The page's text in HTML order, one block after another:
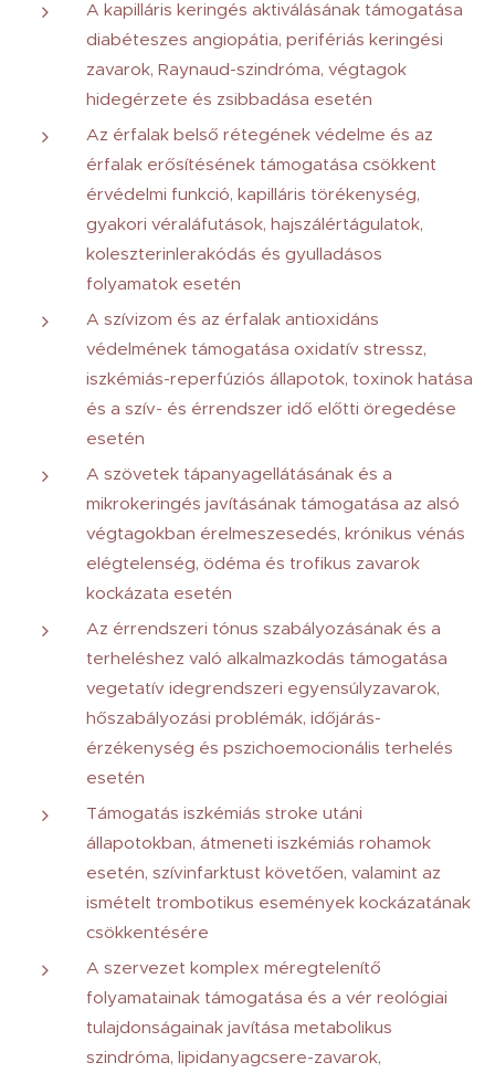
A kapilláris keringés aktiválásának támogatása
diabéteszes angiopátia, perifériás keringési
zavarok, Raynaud-szindróma, végtagok
hidegérzete és zsibbadása esetén
Az érfalak belső rétegének védelme és az
érfalak erősítésének támogatása csökkent
érvédelmi funkció, kapilláris törékenység,
gyakori véraláfutások, hajszálértágulatok,
koleszterinlerakódás és gyulladásos
folyamatok esetén
A szívizom és az érfalak antioxidáns
védelmének támogatása oxidatív stressz,
iszkémiás-reperfúziós állapotok, toxinok hatása
és a szív- és érrendszer idő előtti öregedése
esetén
A szövetek tápanyagellátásának és a
mikrokeringés javításának támogatása az alsó
végtagokban érelmeszesedés, krónikus vénás
elégtelenség, ödéma és trofikus zavarok
kockázata esetén
Az érrendszeri tónus szabályozásának és a
terheléshez való alkalmazkodás támogatása
vegetatív idegrendszeri egyensúlyzavarok,
hőszabályozási problémák, időjárás-
érzékenység és pszichoemocionális terhelés
esetén
Támogatás iszkémiás stroke utáni
állapotokban, átmeneti iszkémiás rohamok
esetén, szívinfarktust követően, valamint az
ismételt trombotikus események kockázatának
csökkentésére
A szervezet komplex méregtelenítő
folyamatainak támogatása és a vér reológiai
tulajdonságainak javítása metabolikus
szindróma, lipidanyagcsere-zavarok,